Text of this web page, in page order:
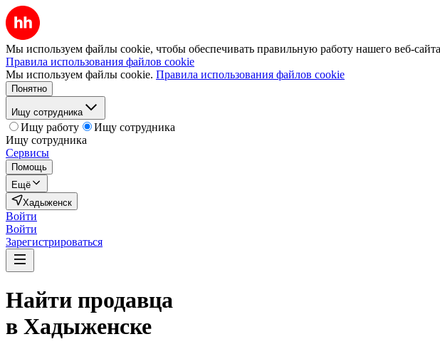
Мы используем файлы cookie, чтобы обеспечивать правильную работу нашего веб-
Правила использования файлов cookie
Мы используем файлы cookie. Правила использования файлов cookie
Понятно
Ищу сотрудника
Ищу работу
Ищу сотрудника
Ищу сотрудника
Сервисы
Помощь
Ещё
Хадыженск
Войти
Войти
Зарегистрироваться
Найти продавца
в Хадыженске